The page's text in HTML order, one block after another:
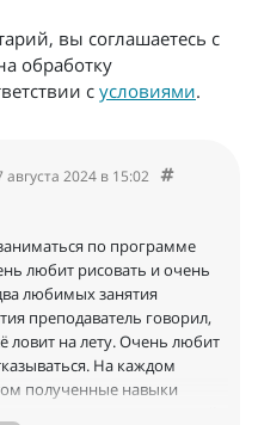
вы соглашаетесь с
обработку
с условиями.
августа 2024 в 15:02
по программе
любит рисовать и очень
любимых занятия
преподаватель говорил,
ловит на лету. Очень любит
На каждом
полученные навыки